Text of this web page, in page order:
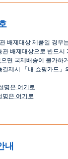
배제대상 제품일 경우
배제대상으로 반드
으면 국제배송이 불가하
결제시
「내 쇼핑카드 」
명은 여기로
명은 여기로
내